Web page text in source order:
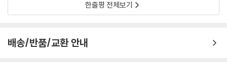
한줄평 전체보기
배송/반품/교환 안내